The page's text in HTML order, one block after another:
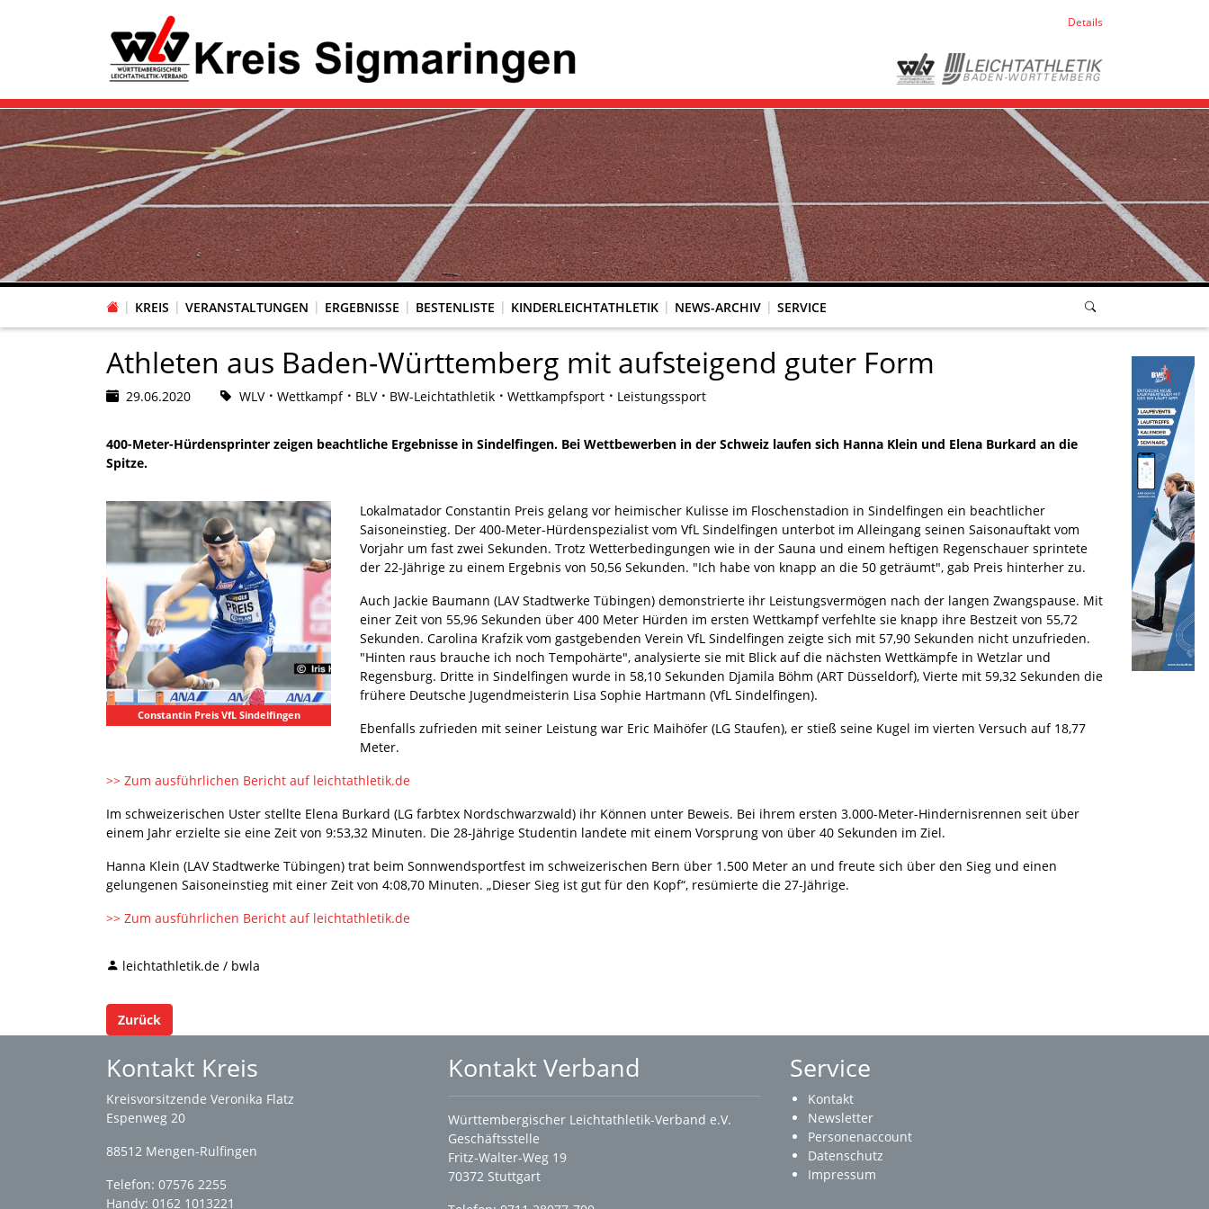
Details
KREIS VERANSTALTUNGEN ERGEBNISSE BESTENLISTE KINDERLEICHTATHLETIK NEWS-ARCHIV SERVICE
Athleten aus Baden-Württemberg mit aufsteigend guter Form
29.06.2020 WLV Wettkampf BLV BW-Leichtathletik Wettkampfsport Leistungssport
400-Meter-Hürdensprinter zeigen beachtliche Ergebnisse in Sindelfingen. Bei Wettbewerben in der Schweiz laufen sich Hanna Klein und Elena Burkard an die
Spitze.
Constantin Preis VfL Sindelfingen
Lokalmatador Constantin Preis gelang vor heimischer Kulisse im Floschenstadion in Sindelfingen ein beachtlicher
Saisoneinstieg. Der 400-Meter-Hürdenspezialist vom VfL Sindelfingen unterbot im Alleingang seinen Saisonauftakt vom
Vorjahr um fast zwei Sekunden. Trotz Wetterbedingungen wie in der Sauna und einem heftigen Regenschauer sprintete
der 22-Jährige zu einem Ergebnis von 50,56 Sekunden. "Ich habe von knapp an die 50 geträumt", gab Preis hinterher zu.
Auch Jackie Baumann (LAV Stadtwerke Tübingen) demonstrierte ihr Leistungsvermögen nach der langen Zwangspause. Mit
einer Zeit von 55,96 Sekunden über 400 Meter Hürden im ersten Wettkampf verfehlte sie knapp ihre Bestzeit von 55,72
Sekunden. Carolina Krafzik vom gastgebenden Verein VfL Sindelfingen zeigte sich mit 57,90 Sekunden nicht unzufrieden.
"Hinten raus brauche ich noch Tempohärte", analysierte sie mit Blick auf die nächsten Wettkämpfe in Wetzlar und
Regensburg. Dritte in Sindelfingen wurde in 58,10 Sekunden Djamila Böhm (ART Düsseldorf), Vierte mit 59,32 Sekunden die
frühere Deutsche Jugendmeisterin Lisa Sophie Hartmann (VfL Sindelfingen).
Ebenfalls zufrieden mit seiner Leistung war Eric Maihöfer (LG Staufen), er stieß seine Kugel im vierten Versuch auf 18,77
Meter.
>> Zum ausführlichen Bericht auf leichtathletik.de
Im schweizerischen Uster stellte Elena Burkard (LG farbtex Nordschwarzwald) ihr Können unter Beweis. Bei ihrem ersten 3.000-Meter-Hindernisrennen seit über
einem Jahr erzielte sie eine Zeit von 9:53,32 Minuten. Die 28-Jährige Studentin landete mit einem Vorsprung von über 40 Sekunden im Ziel.
Hanna Klein (LAV Stadtwerke Tübingen) trat beim Sonnwendsportfest im schweizerischen Bern über 1.500 Meter an und freute sich über den Sieg und einen
gelungenen Saisoneinstieg mit einer Zeit von 4:08,70 Minuten. „Dieser Sieg ist gut für den Kopf“, resümierte die 27-Jährige.
>> Zum ausführlichen Bericht auf leichtathletik.de
leichtathletik.de / bwla
Zurück
Kontakt Kreis
Kreisvorsitzende Veronika Flatz
Espenweg 20
88512 Mengen-Rulfingen
Telefon: 07576 2255
Handy: 0162 1013221
Kontakt Verband
Württembergischer Leichtathletik-Verband e.V.
Geschäftsstelle
Fritz-Walter-Weg 19
70372 Stuttgart
Service
Kontakt
Newsletter
Personenaccount
Datenschutz
Impressum